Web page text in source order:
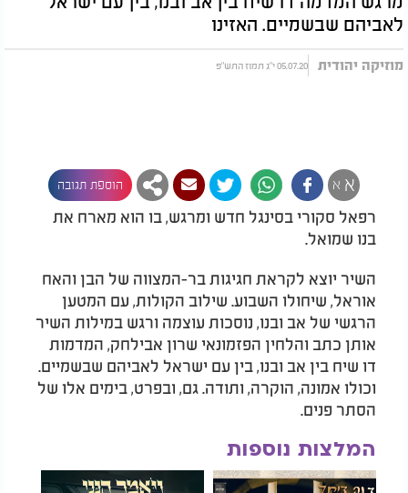
לאביהם שבשמיים. האזינו
מוזיקה יהודית 05.07.20 י"ג תמוז התש"פ
א א הוספת תגובה
רפאל סקורי בסינגל חדש ומרגש, בו הוא מארח את
בנו שמואל.
השיר יוצא לקראת חגיגות בר-המצווה של הבן והאח
אוראל, שיחולו השבוע. שילוב הקולות, עם המטען
הרגשי של אב ובנו, נוסכות עוצמה ורגש במילות השיר
אותן כתב והלחין הפזמונאי שרון אבילחק, המדמות
דו שיח בין אב ובנו, בין עם ישראל לאביהם שבשמיים.
וכולו אמונה, הוקרה, ותודה. גם, ובפרט, בימים אלו של
הסתר פנים.
המלצות נוספות